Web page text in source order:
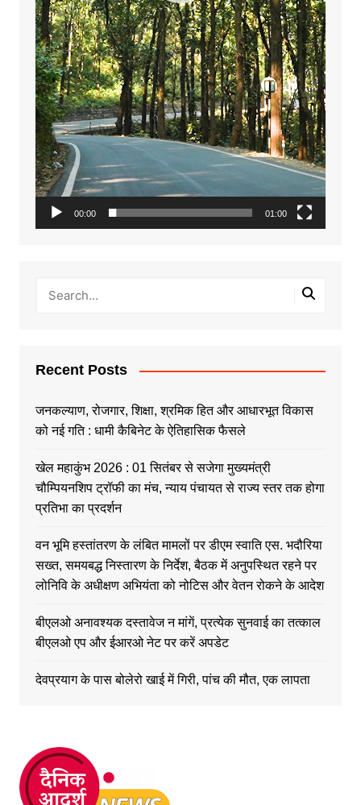
00:00 01:00
Recent Posts
जनकल्याण, रोजगार, शिक्षा, श्रमिक हित और आधारभूत विकास
को नई गति : धामी कैबिनेट के ऐतिहासिक फैसले
खेल महाकुंभ 2026 : 01 सितंबर से सजेगा मुख्यमंत्री
चौम्पियनशिप ट्रॉफी का मंच, न्याय पंचायत से राज्य स्तर तक होगा
प्रतिभा का प्रदर्शन
वन भूमि हस्तांतरण के लंबित मामलों पर डीएम स्वाति एस. भदौरिया
सख्त, समयबद्ध निस्तारण के निर्देश, बैठक में अनुपस्थित रहने पर
लोनिवि के अधीक्षण अभियंता को नोटिस और वेतन रोकने के आदेश
बीएलओ अनावश्यक दस्तावेज न मांगें, प्रत्येक सुनवाई का तत्काल
बीएलओ एप और ईआरओ नेट पर करें अपडेट
देवप्रयाग के पास बोलेरो खाई में गिरी, पांच की मौत, एक लापता